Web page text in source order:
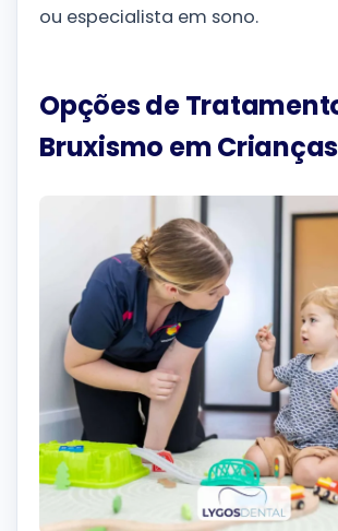
ou especialista em sono.
Opções de
Bruxismo em Crianças